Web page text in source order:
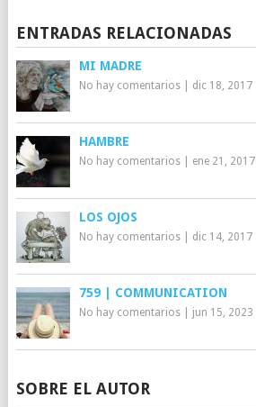
ENTRADAS RELACIONADAS
MI MADRE
No hay comentarios| dic 18, 2017
HAMBRE
No hay comentarios| ene 21, 2017
LOS OJOS
No hay comentarios| dic 14, 2017
759 | COMMUNICATION
No hay comentarios| jun 15, 2023
SOBRE EL AUTOR